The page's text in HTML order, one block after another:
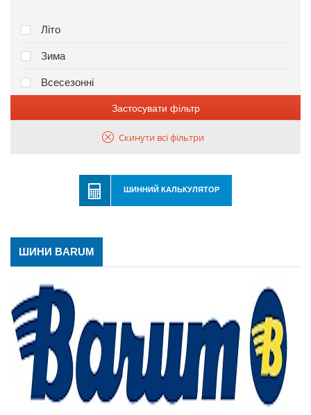
Літо
Зима
Всесезонні
Застосувати фільтр
Скинути всі фільтри
ШИННИЙ КАЛЬКУЛЯТОР
ШИНИ BARUM